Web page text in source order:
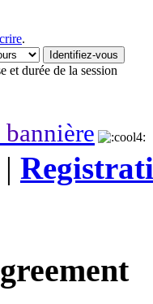
.
et durée de la session
bannière
|